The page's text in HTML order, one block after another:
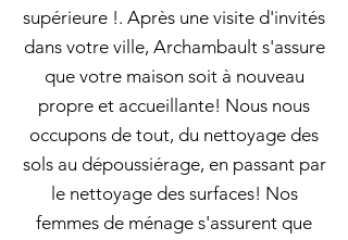
supérieure !. Après une visite d'invités
dans votre ville, Archambault s'assure
que votre maison soit à nouveau
propre et accueillante! Nous nous
occupons de tout, du nettoyage des
sols au dépoussiérage, en passant par
le nettoyage des surfaces! Nos
femmes de ménage s'assurent que